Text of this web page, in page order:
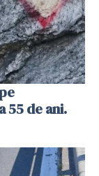
55 de ani.